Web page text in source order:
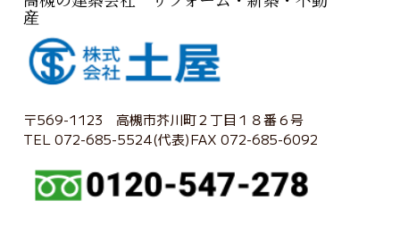
産
〒569-1123 高槻市芥川町２丁目１８番６号
TEL 072-685-5524(代表)FAX 072-685-6092